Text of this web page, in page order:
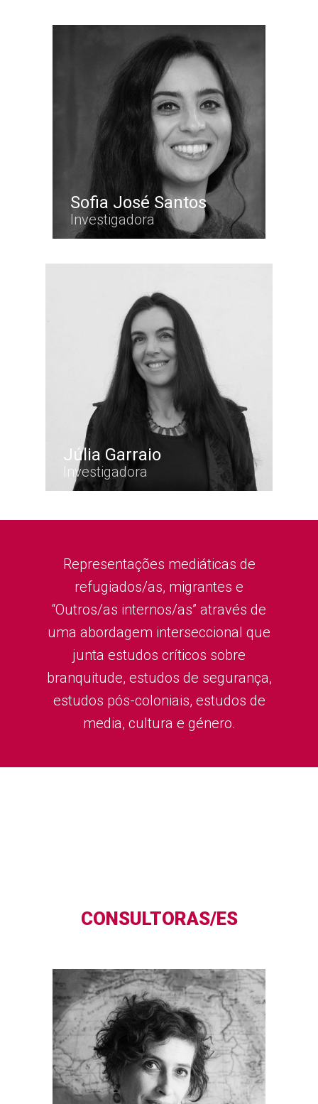
Sofia José Santos
Investigadora
Júlia Garraio
Investigadora
Representações mediáticas de
refugiados/as, migrantes e
“Outros/as internos/as” através de
uma abordagem interseccional que
junta estudos críticos sobre
branquitude, estudos de segurança,
estudos pós-coloniais, estudos de
media, cultura e género.
CONSULTORAS/ES